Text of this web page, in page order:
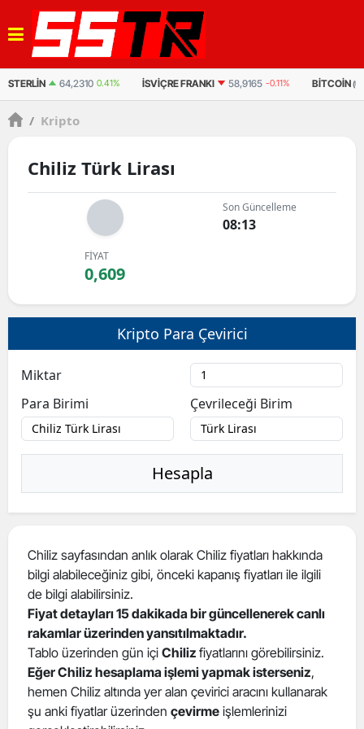
STERLIN 64,2310 0.41% İSVIÇRE FRANKI 58,9165 -0.11% BITCOIN
/ Kripto
Chiliz Türk Lirası
Son Güncelleme
08:13
FİYAT
0,609
Kripto Para Çevirici
Miktar
Para Birimi
Çevrileceği Birim
Hesapla
Chiliz sayfasından anlık olarak Chiliz fiyatları hakkında
bilgi alabileceğiniz gibi, önceki kapanış fiyatları ile ilgili
de bilgi alabilirsiniz.
Fiyat detayları 15 dakikada bir güncellenerek canlı
rakamlar üzerinden yansıtılmaktadır.
Tablo üzerinden gün içi Chiliz fiyatlarını görebilirsiniz.
Eğer Chiliz hesaplama işlemi yapmak isterseniz,
hemen Chiliz altında yer alan çevirici aracını kullanarak
şu anki fiyatlar üzerinden çevirme işlemlerinizi